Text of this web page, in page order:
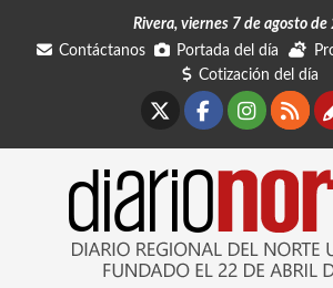
Rivera, viernes 7 de agosto de
Contáctanos
Portada del día
Cotización del día
Facebook
RSS